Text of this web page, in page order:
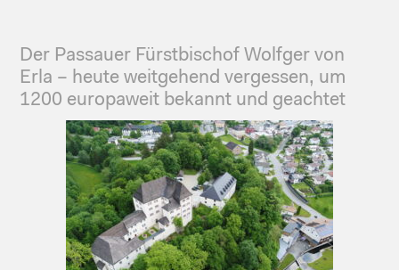
Der Passauer Fürstbischof Wolfger von
Erla – heute weitgehend vergessen, um
1200 europaweit bekannt und geachtet